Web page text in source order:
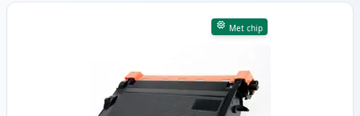
Met chip